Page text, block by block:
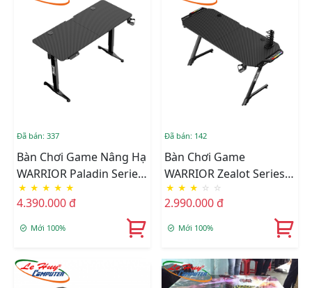
Đã bán: 337
Bàn Chơi Game Nâng Hạ
WARRIOR Paladin Series
WGT606
★ ★ ★ ★ ★
4.390.000 đ
Mới 100%
Đã bán: 142
Bàn Chơi Game
WARRIOR Zealot Series
WGT303
★ ★ ★ ☆ ☆
2.990.000 đ
Mới 100%